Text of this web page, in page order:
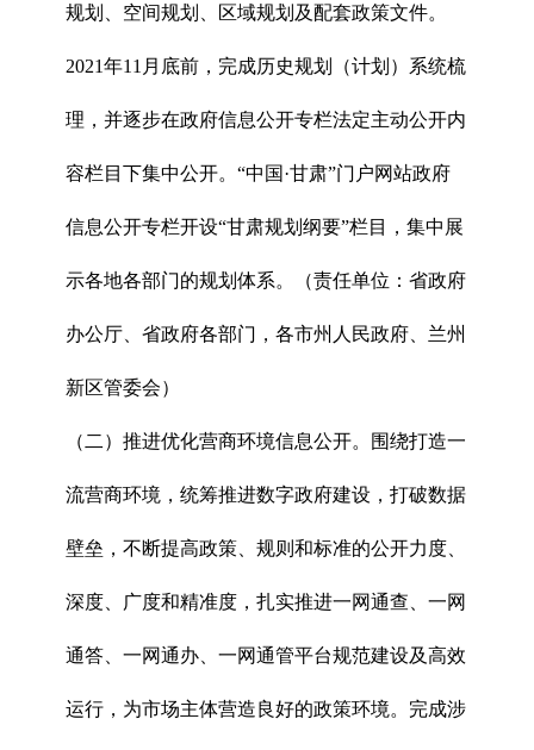
规划、空间规划、区域规划及配套政策文件。
2021年11月底前，完成历史规划（计划）系统梳
理，并逐步在政府信息公开专栏法定主动公开内
容栏目下集中公开。“中国·甘肃”门户网站政府
信息公开专栏开设“甘肃规划纲要”栏目，集中展
示各地各部门的规划体系。（责任单位：省政府
办公厅、省政府各部门，各市州人民政府、兰州
新区管委会）
（二）推进优化营商环境信息公开。围绕打造一
流营商环境，统筹推进数字政府建设，打破数据
壁垒，不断提高政策、规则和标准的公开力度、
深度、广度和精准度，扎实推进一网通查、一网
通答、一网通办、一网通管平台规范建设及高效
运行，为市场主体营造良好的政策环境。完成涉